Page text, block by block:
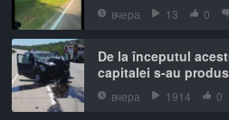
вчера 13 0
De la începutul
capitalei s-au produs
вчера 1914 0